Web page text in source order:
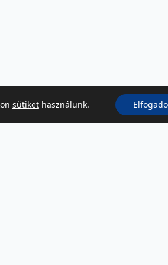
sütikethasználunk.